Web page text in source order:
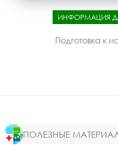
ИНФОРМАЦИЯ
Подготовка к
ПОЛЕЗНЫЕ